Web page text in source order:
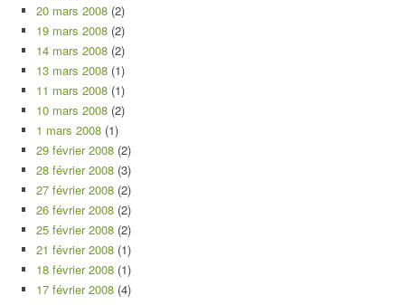
20 mars 2008 (2)
19 mars 2008 (2)
14 mars 2008 (2)
13 mars 2008 (1)
11 mars 2008 (1)
10 mars 2008 (2)
1 mars 2008 (1)
29 février 2008 (2)
28 février 2008 (3)
27 février 2008 (2)
26 février 2008 (2)
25 février 2008 (2)
21 février 2008 (1)
18 février 2008 (1)
17 février 2008 (4)